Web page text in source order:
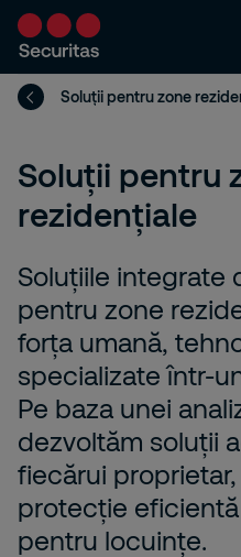
Soluții pentru zone
Soluții pentru
rezidențiale
Soluțiile integrate
pentru zone
forța umană,
specializate într-
Pe baza unei
dezvoltăm soluții
fiecărui
protecție
pentru locuințe.